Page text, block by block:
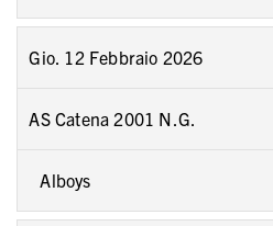
Gio. 12 Febbraio 2026
AS Catena 2001 N.G.
Alboys